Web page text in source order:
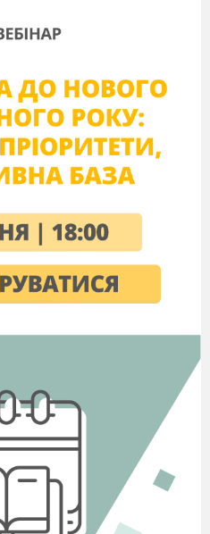
розсуд може
свою
для
навчальних
комунальної
установи
методичний
районної ради.
директора
роботи
–
І – ІІ ступенів»